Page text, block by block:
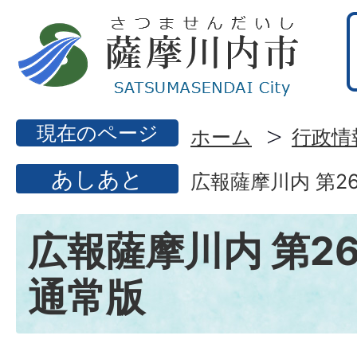
現在のページ ホーム 行政情
あしあと 広報薩摩川内 第
広報薩摩川内 第
通常版